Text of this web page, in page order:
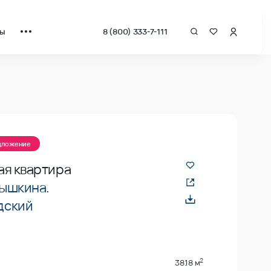
8 (800) 333-7-111
квартира
38.18 м2